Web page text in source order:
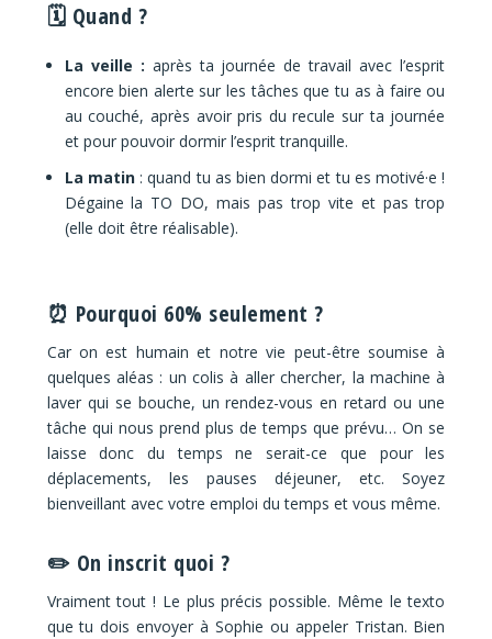
🗓 Quand ?
La veille : après ta journée de travail avec l’esprit
encore bien alerte sur les tâches que tu as à faire ou
au couché, après avoir pris du recule sur ta journée
et pour pouvoir dormir l’esprit tranquille.
La matin : quand tu as bien dormi et tu es motivé·e !
Dégaine la TO DO, mais pas trop vite et pas trop
(elle doit être réalisable).
⏰ Pourquoi 60% seulement ?
Car on est humain et notre vie peut-être soumise à
quelques aléas : un colis à aller chercher, la machine à
laver qui se bouche, un rendez-vous en retard ou une
tâche qui nous prend plus de temps que prévu…On se
laisse donc du temps ne serait-ce que pour les
déplacements, les pauses déjeuner, etc. Soyez
bienveillant avec votre emploi du temps et vous même.
✏️ On inscrit quoi ?
Vraiment tout ! Le plus précis possible. Même le texto
que tu dois envoyer à Sophie ou appeler Tristan. Bien